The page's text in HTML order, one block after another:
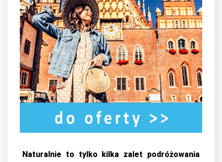
Naturalnie to tylko kilka zalet podróżowania